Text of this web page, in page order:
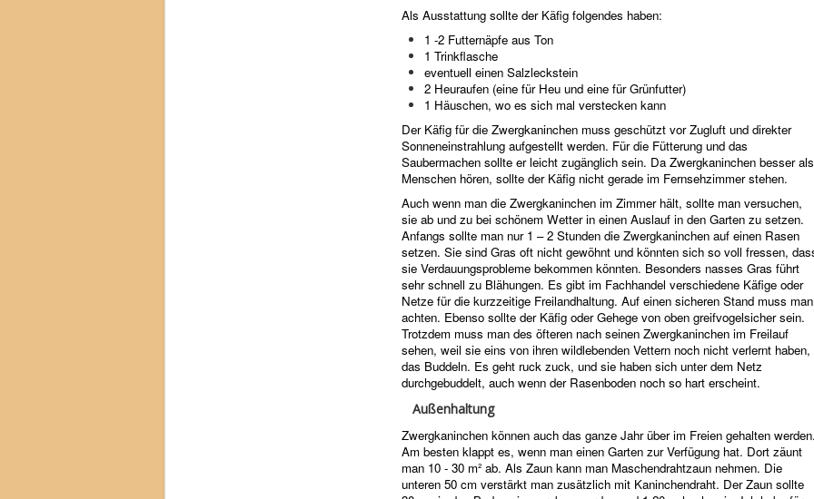
Als Ausstattung sollte der Käfig folgendes haben:
1 -2 Futternäpfe aus Ton
1 Trinkflasche
eventuell einen Salzleckstein
2 Heuraufen (eine für Heu und eine für Grünfutter)
1 Häuschen, wo es sich mal verstecken kann
Der Käfig für die Zwergkaninchen muss geschützt vor Zugluft und direkter
Sonneneinstrahlung aufgestellt werden. Für die Fütterung und das
Saubermachen sollte er leicht zugänglich sein. Da Zwergkaninchen besser als
Menschen hören, sollte der Käfig nicht gerade im Fernsehzimmer stehen.
Auch wenn man die Zwergkaninchen im Zimmer hält, sollte man versuchen,
sie ab und zu bei schönem Wetter in einen Auslauf in den Garten zu setzen.
Anfangs sollte man nur 1 – 2 Stunden die Zwergkaninchen auf einen Rasen
setzen. Sie sind Gras oft nicht gewöhnt und könnten sich so voll fressen,
sie Verdauungsprobleme bekommen könnten. Besonders nasses Gras führt
sehr schnell zu Blähungen. Es gibt im Fachhandel verschiedene Käfige oder
Netze für die kurzzeitige Freilandhaltung. Auf einen sicheren Stand muss man
achten. Ebenso sollte der Käfig oder Gehege von oben greifvogelsicher sein.
Trotzdem muss man des öfteren nach seinen Zwergkaninchen im Freilauf
sehen, weil sie eins von ihren wildlebenden Vettern noch nicht verlernt haben,
das Buddeln. Es geht ruck zuck, und sie haben sich unter dem Netz
durchgebuddelt, auch wenn der Rasenboden noch so hart erscheint.
Außenhaltung
Zwergkaninchen können auch das ganze Jahr über im Freien gehalten
Am besten klappt es, wenn man einen Garten zur Verfügung hat. Dort zäunt
man 10 - 30 m² ab. Als Zaun kann man Maschendrahtzaun nehmen. Die
unteren 50 cm verstärkt man zusätzlich mit Kaninchendraht. Der Zaun sollte